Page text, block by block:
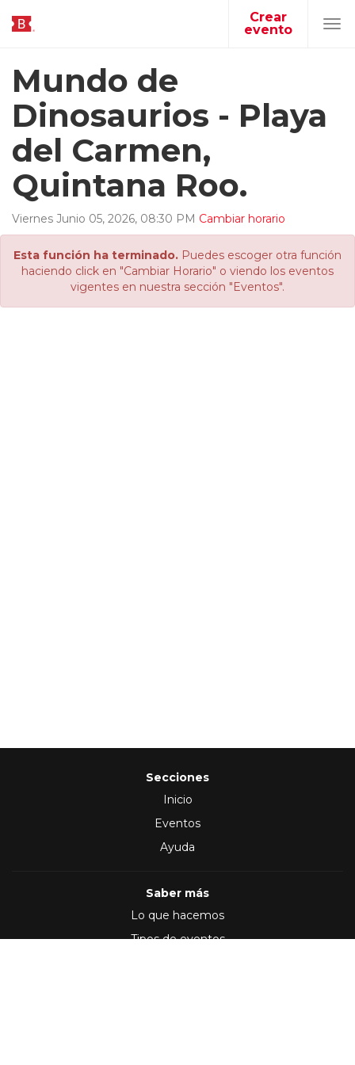
Crear
evento
Mundo de
Dinosaurios - Playa
del Carmen,
Quintana Roo.
Viernes Junio 05, 2026, 08:30 PM Cambiar horario
Esta función ha terminado. Puedes escoger otra función
haciendo click en "Cambiar Horario" o viendo los eventos
vigentes en nuestra sección "Eventos".
Secciones
Inicio
Eventos
Ayuda
Saber más
Lo que hacemos
Tipos de eventos